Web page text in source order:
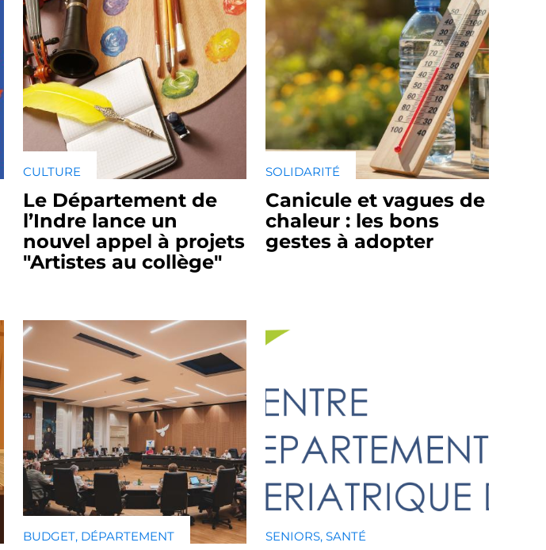
CULTURE
Le Département de
l’Indre lance un
nouvel appel à projets
"Artistes au collège"
SOLIDARITÉ
Canicule et vagues de
chaleur : les bons
gestes à adopter
BUDGET, DÉPARTEMENT SENIORS, SANTÉ